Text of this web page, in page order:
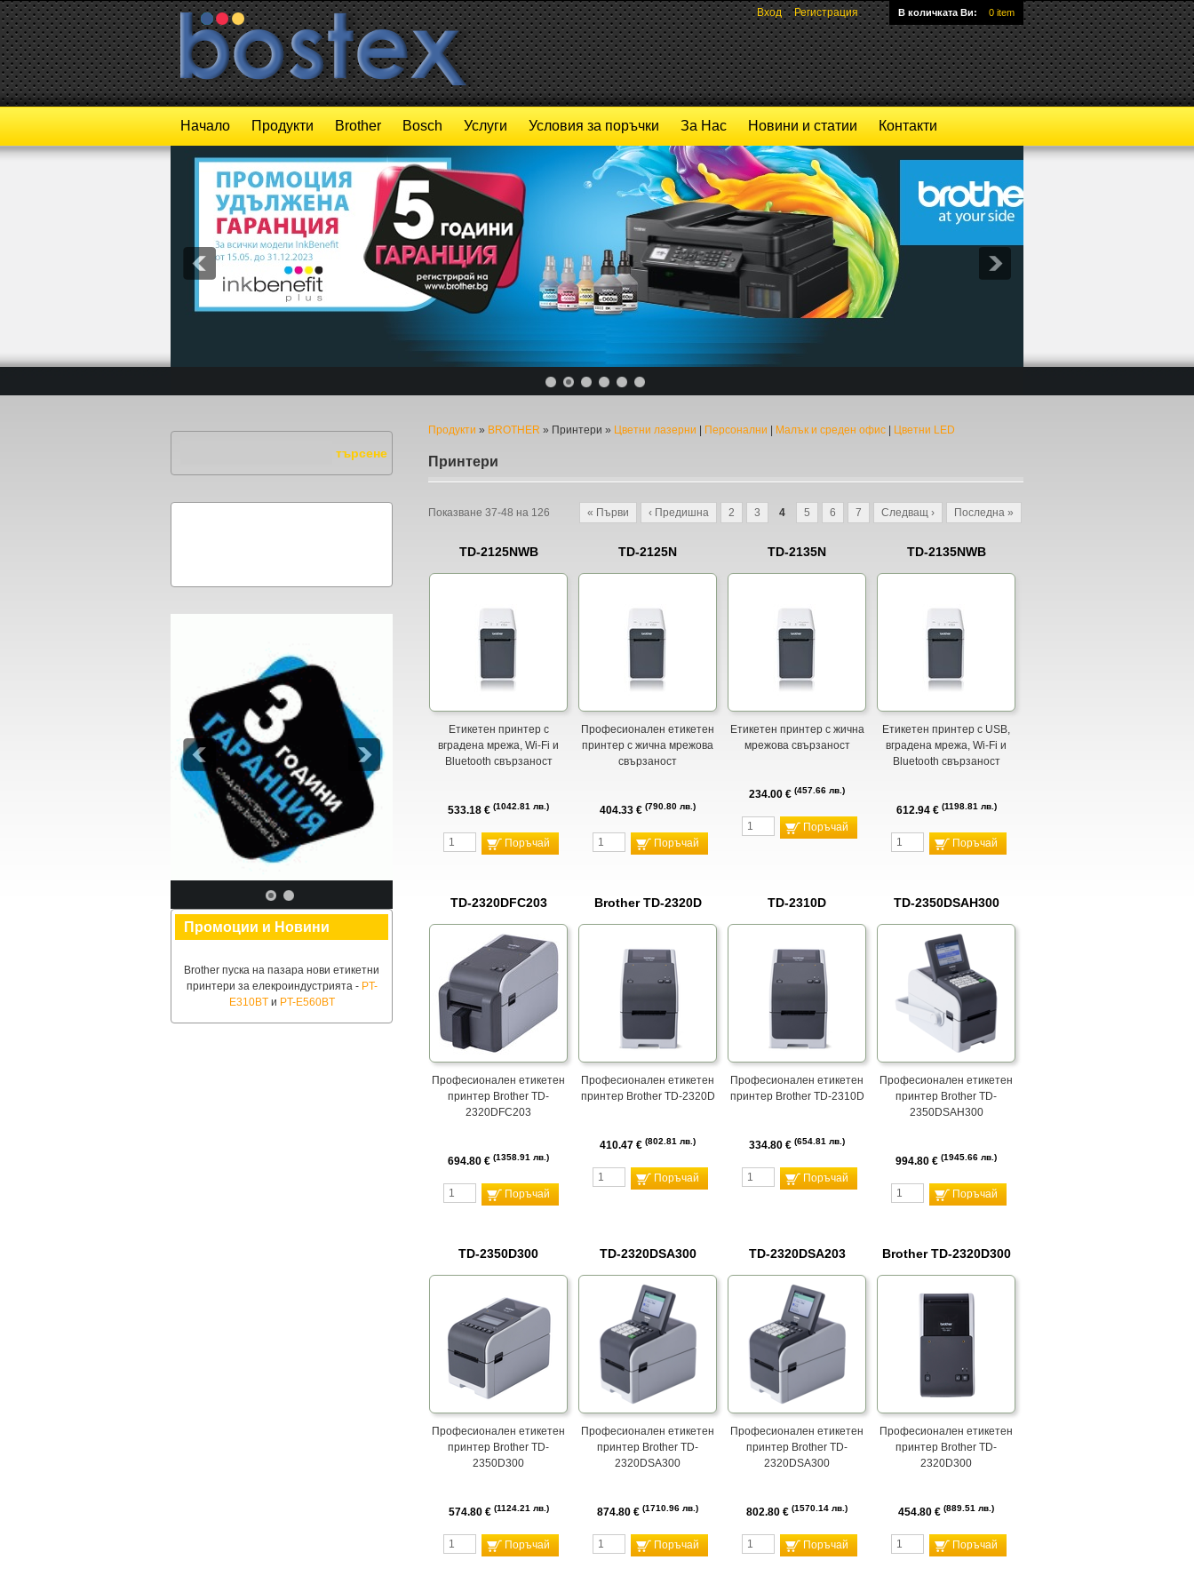
Вход Регистрация В количката Ви: 0 item
Начало Продукти Brother Bosch Услуги Условия за поръчки За Нас Новини и статии Контакти
Промоции и Новини
Brother пуска на пазара нови етикетни
принтери за елекроиндустрията - PT-
E310BT и PT-E560BT
Продукти » BROTHER » Принтери » Цветни лазерни Персонални Малък и среден офис Цветни LED
Принтери
Показване 37-48 на 126 « Първи ‹ Предишна 2 3 4 5 6 7 Следващ › Последна »
TD-2125NWB
Етикетен принтер с
вградена мрежа, Wi-Fi и
Bluetooth свързаност
533.18 € 1042.81 лв.
Поръчай
TD-2125N
Професионален етикетен
принтер с жична мрежова
свързаност
404.33 € 790.80 лв.
Поръчай
TD-2135N
Етикетен принтер с жична
мрежова свързаност
234.00 € 457.66 лв.
Поръчай
TD-2135NWB
Етикетен принтер с USB,
вградена мрежа, Wi-Fi и
Bluetooth свързаност
612.94 € 1198.81 лв.
Поръчай
TD-2320DFC203
Професионален етикетен
принтер Brother TD-
2320DFC203
694.80 € 1358.91 лв.
Поръчай
Brother TD-2320D
Професионален етикетен
принтер Brother TD-2320D
410.47 € 802.81 лв.
Поръчай
TD-2310D
Професионален етикетен
принтер Brother TD-2310D
334.80 € 654.81 лв.
Поръчай
TD-2350DSAH300
Професионален етикетен
принтер Brother TD-
2350DSAH300
994.80 € 1945.66 лв.
Поръчай
TD-2350D300
Професионален етикетен
принтер Brother TD-
2350D300
574.80 € 1124.21 лв.
Поръчай
TD-2320DSA300
Професионален етикетен
принтер Brother TD-
2320DSA300
874.80 € 1710.96 лв.
Поръчай
TD-2320DSA203
Професионален етикетен
принтер Brother TD-
2320DSA300
802.80 € 1570.14 лв.
Поръчай
Brother TD-2320D300
Професионален етикетен
принтер Brother TD-
2320D300
454.80 € 889.51 лв.
Поръчай